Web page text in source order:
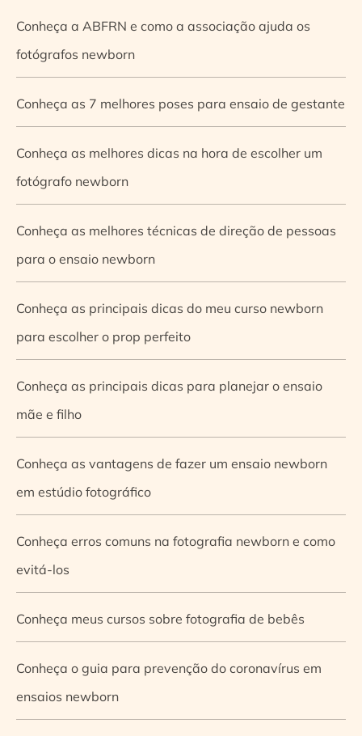
Conheça a ABFRN e como a associação ajuda os
fotógrafos newborn
Conheça as 7 melhores poses para ensaio de gestante
Conheça as melhores dicas na hora de escolher um
fotógrafo newborn
Conheça as melhores técnicas de direção de pessoas
para o ensaio newborn
Conheça as principais dicas do meu curso newborn
para escolher o prop perfeito
Conheça as principais dicas para planejar o ensaio
mãe e filho
Conheça as vantagens de fazer um ensaio newborn
em estúdio fotográfico
Conheça erros comuns na fotografia newborn e como
evitá-los
Conheça meus cursos sobre fotografia de bebês
Conheça o guia para prevenção do coronavírus em
ensaios newborn